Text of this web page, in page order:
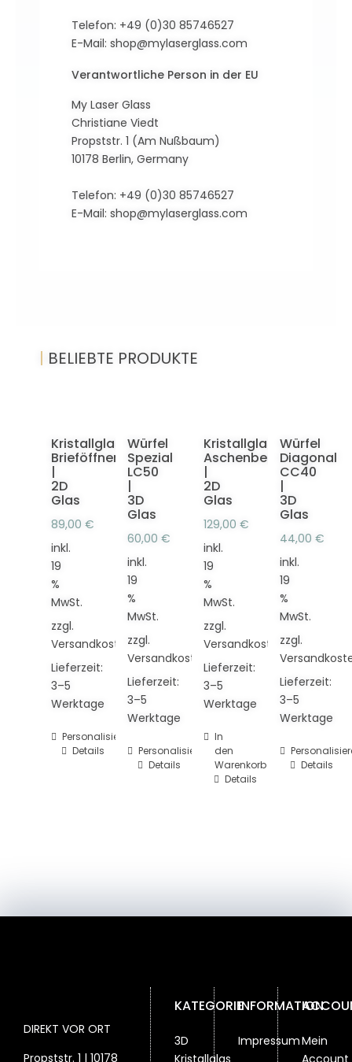
Telefon: +49 (0)30 85746527
E-Mail: shop@mylaserglass.com
Verantwortliche Person in der EU
My Laser Glass
Christiane Viedt
Propststr. 1 (Am Nußbaum)
10178 Berlin, Germany
Telefon: +49 (0)30 85746527
E-Mail: shop@mylaserglass.com
| BELIEBTE PRODUKTE
Kristallglas
Brieföffner
|
2D
Glas
89,00 €
inkl.
19
%
MwSt.
zzgl.
Versandkosten
Lieferzeit:
3–5
Werktage
Personalisieren
Details
Würfel
Spezial
LC50
|
3D
Glas
60,00 €
inkl.
19
%
MwSt.
zzgl.
Versandkosten
Lieferzeit:
3–5
Werktage
Personalisieren
Details
Kristallglas
Aschenbecher
|
2D
Glas
129,00 €
inkl.
19
%
MwSt.
zzgl.
Versandkosten
Lieferzeit:
3–5
Werktage
In
den
Warenkorb
Details
Würfel
Diagonal
CC40
|
3D
Glas
44,00 €
inkl.
19
%
MwSt.
zzgl.
Lieferzeit:
3–5
Werktage
Details
DIREKT VOR ORT
Propststr. 1 | 10178
KATEGORIE
3D
Kristallglas
INFORMATION
ImpressumMein
Account